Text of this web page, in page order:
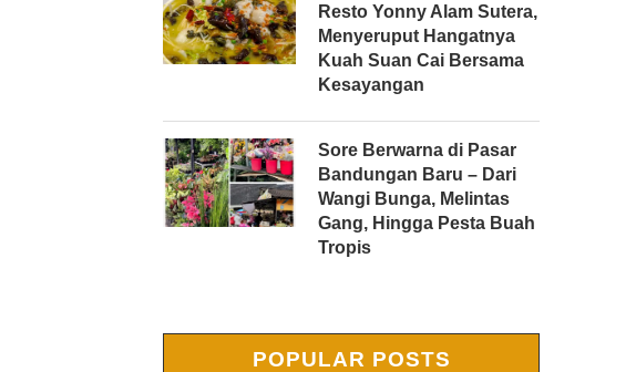
Resto Yonny Alam Sutera,
Menyeruput Hangatnya
Kuah Suan Cai Bersama
Kesayangan
Sore Berwarna di Pasar
Bandungan Baru – Dari
Wangi Bunga, Melintas
Gang, Hingga Pesta Buah
Tropis
POPULAR POSTS